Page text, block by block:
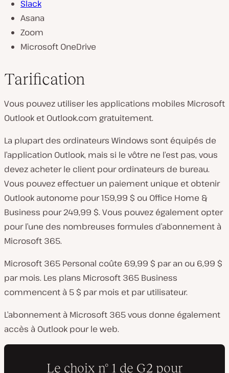
Slack
Asana
Zoom
Microsoft OneDrive
Tarification
Vous pouvez utiliser les applications mobiles Microsoft
Outlook et Outlook.com gratuitement.
La plupart des ordinateurs Windows sont équipés de
l’application Outlook, mais si le vôtre ne l’est pas, vous
devez acheter le client pour ordinateurs de bureau.
Vous pouvez effectuer un paiement unique et obtenir
Outlook autonome pour 159,99 $ ou Office Home &
Business pour 249,99 $. Vous pouvez également opter
pour l’une des nombreuses formules d’abonnement à
Microsoft 365.
Microsoft 365 Personal coûte 69,99 $ par an ou 6,99 $
par mois. Les plans Microsoft 365 Business
commencent à 5 $ par mois et par utilisateur.
L’abonnement à Microsoft 365 vous donne également
accès à Outlook pour le web.